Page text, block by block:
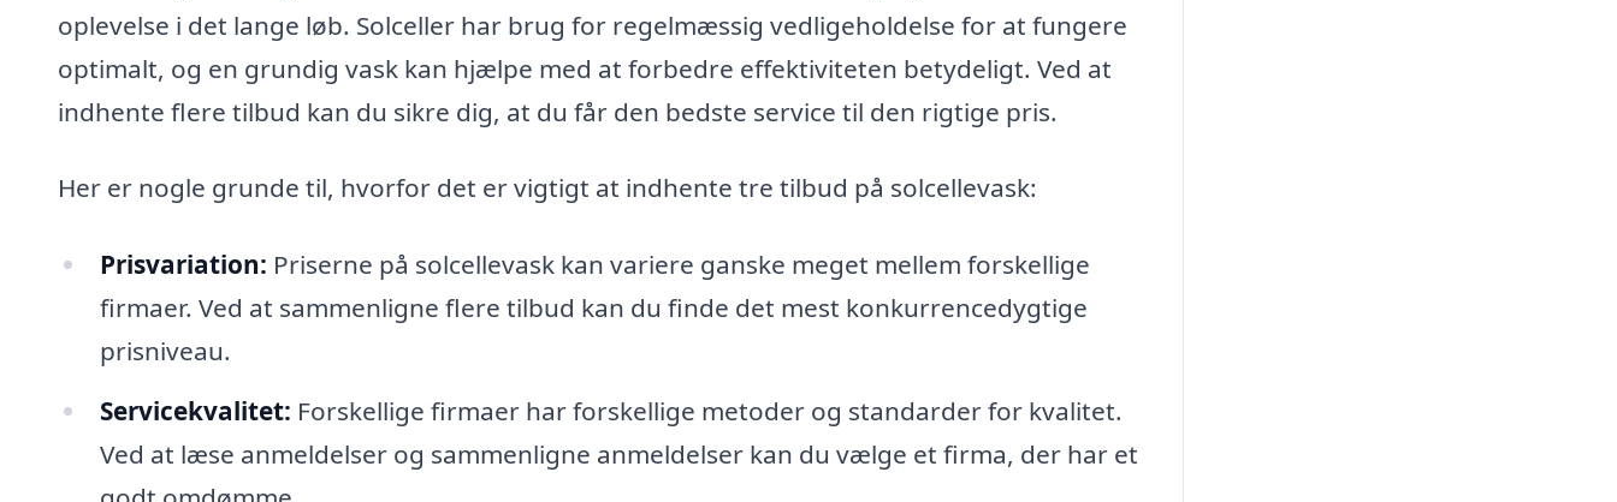
oplevelse i det lange løb. Solceller har brug for regelmæssig vedligeholdelse for at fungere
optimalt, og en grundig vask kan hjælpe med at forbedre effektiviteten betydeligt. Ved at
indhente flere tilbud kan du sikre dig, at du får den bedste service til den rigtige pris.
Her er nogle grunde til, hvorfor det er vigtigt at indhente tre tilbud på solcellevask:
Prisvariation: Priserne på solcellevask kan variere ganske meget mellem forskellige
firmaer. Ved at sammenligne flere tilbud kan du finde det mest konkurrencedygtige
prisniveau.
Servicekvalitet: Forskellige firmaer har forskellige metoder og standarder for kvalitet.
Ved at læse anmeldelser og sammenligne anmeldelser kan du vælge et firma, der har et